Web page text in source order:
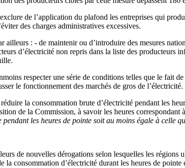
de l’application du plafond les entreprises qui
des charges administratives excessives.
ailleurs : - de maintenir ou d’introduire des mesures
d’électricité non repris dans la liste des
respecter une série de conditions telles que le fait
le fonctionnement des marchés de gros de l’électricité.
la consommation brute d’électricité pendant les
de la Commission, à savoir les heures
pendant les heures de pointe soit au moins égale à celle
de nouvelles dérogations selon lesquelles les régions
la consommation d’électricité durant les heures de